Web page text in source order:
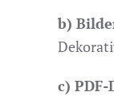
b)
c)